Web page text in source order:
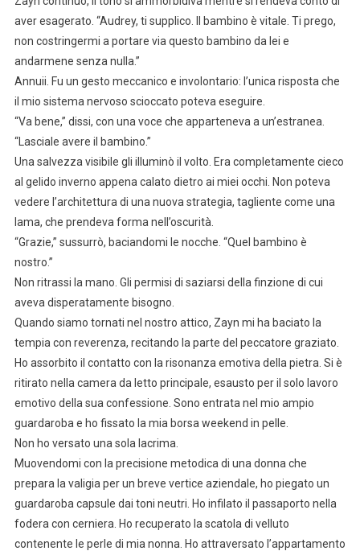
aver esagerato. “Audrey, ti supplico. Il bambino è vitale. Ti prego,
non costringermi a portare via questo bambino da lei e
andarmene senza nulla.”
Annuii. Fu un gesto meccanico e involontario: l’unica risposta che
il mio sistema nervoso scioccato poteva eseguire.
“Va bene,” dissi, con una voce che apparteneva a un’estranea.
“Lasciale avere il bambino.”
Una salvezza visibile gli illuminò il volto. Era completamente cieco
al gelido inverno appena calato dietro ai miei occhi. Non poteva
vedere l’architettura di una nuova strategia, tagliente come una
lama, che prendeva forma nell’oscurità.
“Grazie,” sussurrò, baciandomi le nocche. “Quel bambino è
nostro.”
Non ritrassi la mano. Gli permisi di saziarsi della finzione di cui
aveva disperatamente bisogno.
Quando siamo tornati nel nostro attico, Zayn mi ha baciato la
tempia con reverenza, recitando la parte del peccatore graziato.
Ho assorbito il contatto con la risonanza emotiva della pietra. Si è
ritirato nella camera da letto principale, esausto per il solo lavoro
emotivo della sua confessione. Sono entrata nel mio ampio
guardaroba e ho fissato la mia borsa weekend in pelle.
Non ho versato una sola lacrima.
Muovendomi con la precisione metodica di una donna che
prepara la valigia per un breve vertice aziendale, ho piegato un
guardaroba capsule dai toni neutri. Ho infilato il passaporto nella
fodera con cerniera. Ho recuperato la scatola di velluto
contenente le perle di mia nonna. Ho attraversato l’appartamento